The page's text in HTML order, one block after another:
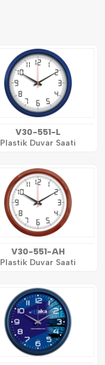
V30-551-L
Plastik Duvar Saati
V30-551-AH
Plastik Duvar Saati